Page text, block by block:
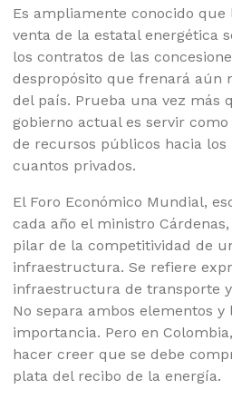
Es ampliamente conocido
venta de la estatal energética
los contratos de las
despropósito que frenará aún
del país. Prueba una vez más
gobierno actual es servir
de recursos públicos hacia los
cuantos privados.
El Foro Económico Mundial,
cada año el ministro
pilar de la competitividad de
infraestructura. Se refiere
infraestructura de transporte
No separa ambos elementos
importancia. Pero en
hacer creer que se debe
plata del recibo de la energía.